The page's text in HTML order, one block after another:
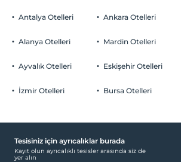
Otopark
Ücretsiz Özel Otopark
Yiyecek & İçecek
0 yaşına kadar olan bebekler ücretsizdir.
Antalya Otelleri
Alanya Otelleri
Ayvalık Otelleri
İzmir Otelleri
Ankara Otelleri
Mardin Otelleri
Eskişehir Otelleri
Bursa Otelleri
Tesisiniz için ayrıcalıklar burada
Kayıt olun ayrıcalıklı tesisler arasında siz de
yer alın